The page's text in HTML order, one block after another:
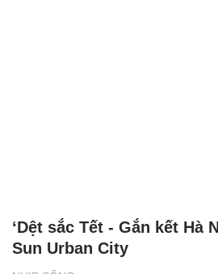
‘Dệt sắc Tết - Gắn kết Hà
Sun Urban City